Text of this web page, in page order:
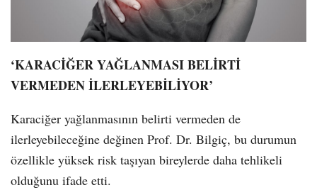
‘KARACİĞER YAĞLANMASI BELİRTİ
VERMEDEN İLERLEYEBİLİYOR’
Karaciğer yağlanmasının belirti vermeden de
ilerleyebileceğine değinen Prof. Dr. Bilgiç, bu durumun
özellikle yüksek risk taşıyan bireylerde daha tehlikeli
olduğunu ifade etti.